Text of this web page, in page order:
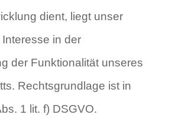
dient, liegt unser
in der
der Funktionalität unseres
Rechtsgrundlage ist in
1 lit. f) DSGVO.